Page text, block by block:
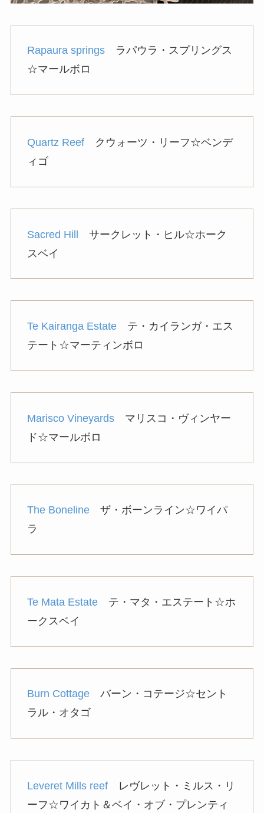
Rapaura springsラパウラ・スプリングス
☆マールボロ
Quartz Reefクウォーツ・リーフ☆ベンデ
ィゴ
Sacred Hill サークレット・ヒル☆ホーク
スベイ
Te Kairanga Estateテ・カイランガ・エス
テート☆マーティンボロ
Marisco Vineyardsマリスコ・ヴィンヤー
ド☆マールボロ
The Bonelineザ・ボーンライン☆ワイパ
ラ
Te Mata Estateテ・マタ・エステート☆ホ
ークスベイ
Burn Cottageバーン・コテージ☆セント
ラル・オタゴ
Leveret Mills reefレヴレット・ミルス・リ
ーフ☆ワイカト＆ベイ・オブ・プレンティ